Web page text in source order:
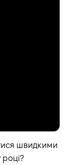
швидкими
році?